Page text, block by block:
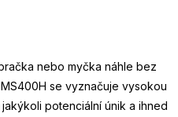
nebo myčka náhle bez
se vyznačuje vysokou
potenciální únik a ihned